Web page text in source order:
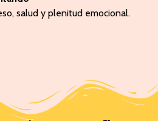
salud y plenitud emocional.